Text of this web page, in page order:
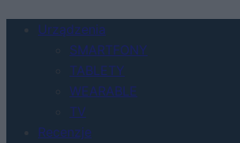
Urządzenia
SMARTFONY
TABLETY
WEARABLE
TV
Recenzje